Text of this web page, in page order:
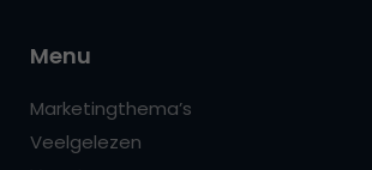
Menu
Marketingthema’s
Veelgelezen